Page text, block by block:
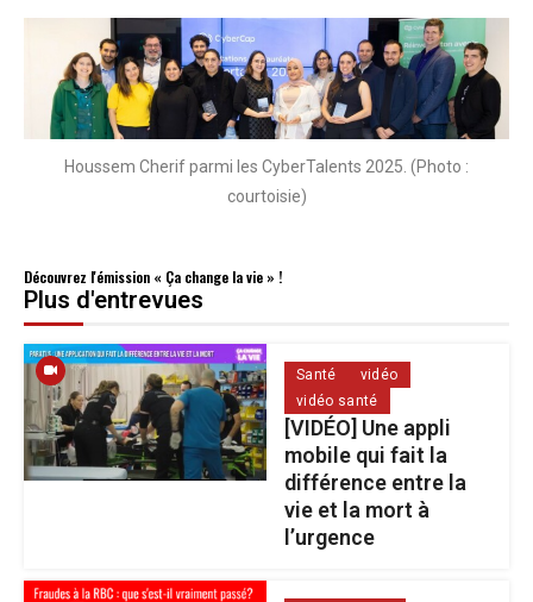
Houssem Cherif parmi les CyberTalents 2025. (Photo :
courtoisie)
Découvrez l'émission « Ça change la vie » !
Plus d'entrevues
Santé
vidéo
vidéo santé
[VIDÉO] Une appli
mobile qui fait la
différence entre la
vie et la mort à
l’urgence